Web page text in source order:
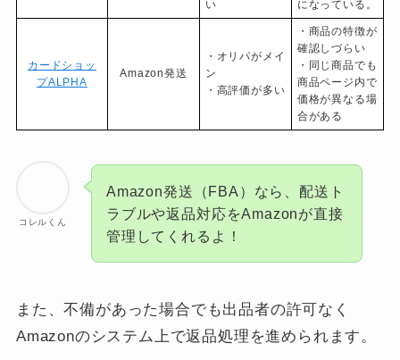
い
になっている。
カードショッ
プALPHA
Amazon発送
・オリパがメイ
ン
・高評価が多い
・商品の特徴が
確認しづらい
・同じ商品でも
商品ページ内で
価格が異なる場
合がある
コレルくん
Amazon発送（FBA）なら、配送ト
ラブルや返品対応をAmazonが直接
管理してくれるよ！
また、不備があった場合でも出品者の許可なく
Amazonのシステム上で返品処理を進められます。